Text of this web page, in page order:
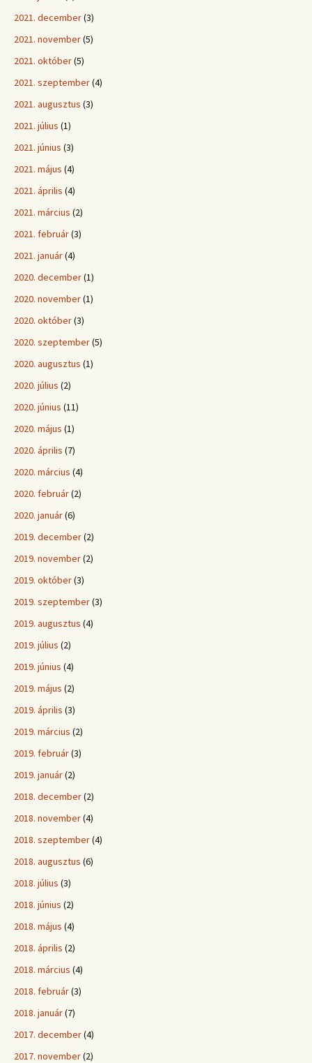
2021. december(3)
2021. november(5)
2021. október(5)
2021. szeptember(4)
2021. augusztus (3)
2021. július (1)
2021. június (3)
2021. május (4)
2021. április (4)
2021. március (2)
2021. február(3)
2021. január(4)
2020. december(1)
2020. november(1)
2020. október(3)
2020. szeptember(5)
2020. augusztus (1)
2020. július (2)
2020. június (11)
2020. május (1)
2020. április (7)
2020. március (4)
2020. február(2)
2020. január(6)
2019. december(2)
2019. november(2)
2019. október(3)
2019. szeptember(3)
2019. augusztus (4)
2019. július (2)
2019. június (4)
2019. május (2)
2019. április (3)
2019. március (2)
2019. február(3)
2019. január(2)
2018. december(2)
2018. november(4)
2018. szeptember(4)
2018. augusztus (6)
2018. július (3)
2018. június (2)
2018. május (4)
2018. április (2)
2018. március (4)
2018. február(3)
2018. január(7)
2017. december(4)
2017. november(2)